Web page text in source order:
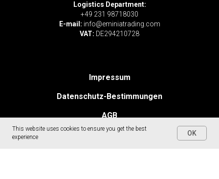
Logistics Department:
+49 231 98718030
E-mail: info@eminiatrading.com
VAT: DE294210728
Impressum
Datenschutz-Bestimmungen
AGB
This website uses cookies to ensure you get the best
experience
OK